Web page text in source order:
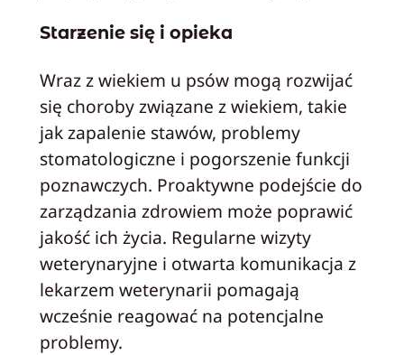
Starzenie się i opieka
Wraz z wiekiem u psów mogą rozwijać
się choroby związane z wiekiem, takie
jak zapalenie stawów, problemy
stomatologiczne i pogorszenie funkcji
poznawczych. Proaktywne podejście do
zarządzania zdrowiem może poprawić
jakość ich życia. Regularne wizyty
weterynaryjne i otwarta komunikacja z
lekarzem weterynarii pomagają
wcześnie reagować na potencjalne
problemy.